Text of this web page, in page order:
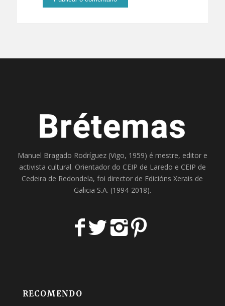
Manuel Bragado Rodríguez (Vigo, 1959) é mestre, editor e
activista cultural. Orientador do CEIP de Laredo e CEIP de
Cedeira de Redondela, foi director de Edicións Xerais de
Galicia S.A. (1994-2018).
RECOMENDO